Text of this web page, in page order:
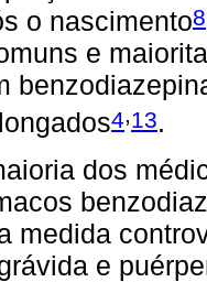
o nascimento8
e
4,13.
dos
medida
e